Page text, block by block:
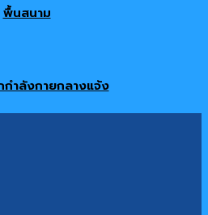
พื้นสนาม
กำลังกายกลางแจ้ง